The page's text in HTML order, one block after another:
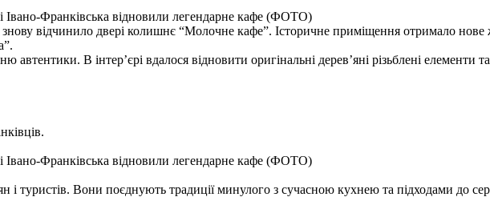
відчинило двері колишнє “Молочне кафе”. Історичне приміщення отримало нове
В інтер’єрі вдалося відновити оригінальні дерев’яні різьблені елементи
і туристів. Вони поєднують традиції минулого з сучасною кухнею та підходами до